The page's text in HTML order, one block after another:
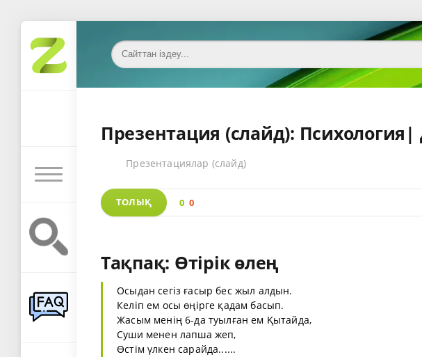
Презентация (слайд): Психология|
Презентациялар (слайд)
ТОЛЫҚ 0 0
Тақпақ: Өтірік өлең
Осыдан сегіз ғасыр бес жыл алдын.
Келіп ем осы өңірге қадам басып.
Жасым менің 6-да туылған ем Қытайда,
Суши менен лапша жеп,
Өстім үлкен сарайда......